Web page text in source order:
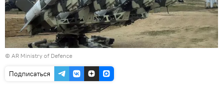
© AR Ministry of Defence
Подписаться